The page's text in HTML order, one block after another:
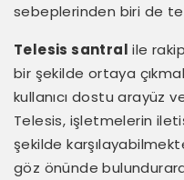
sebeplerinden biri de
Telesis santral ile
bir şekilde ortaya
kullanıcı dostu arayüz
Telesis, işletmelerin
şekilde
göz önünde